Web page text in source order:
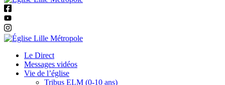
Le Direct
Messages vidéos
Vie de l’église
Tribus ELM (0-10 ans)